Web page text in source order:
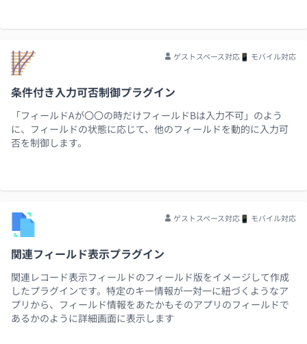
ゲストスペース対応📱 モバイル対応
条件付き入力可否制御プラグイン
「フィールドAが〇〇の時だけフィールドBは入力不可」のよう
に、フィールドの状態に応じて、他のフィールドを動的に入力可
否を制御します。
ゲストスペース対応📱 モバイル対応
関連フィールド表示プラグイン
関連レコード表示フィールドのフィールド版をイメージして作成
したプラグインです。特定のキー情報が一対一に紐づくようなア
プリから、フィールド情報をあたかもそのアプリのフィールドで
あるかのように詳細画面に表示します